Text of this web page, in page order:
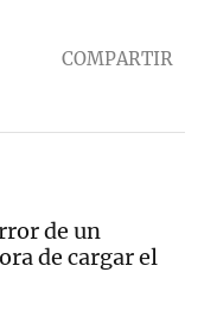
COMPARTIR
de un
de cargar el